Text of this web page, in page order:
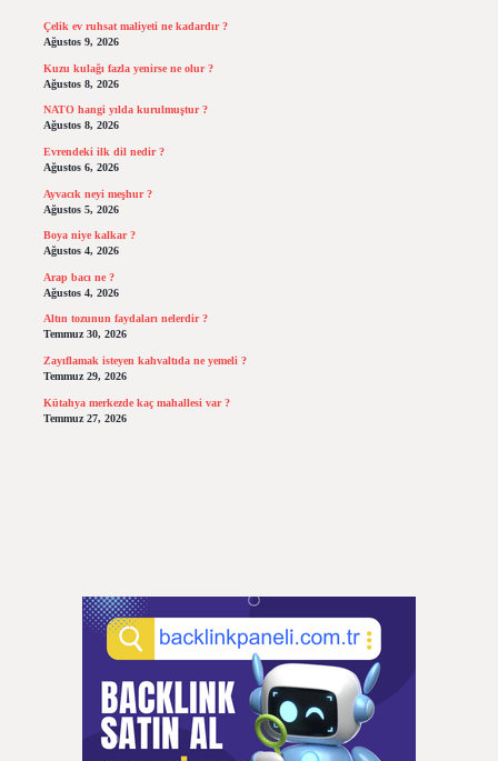
Çelik ev ruhsat maliyeti ne kadardır ?
Ağustos 9, 2026
Kuzu kulağı fazla yenirse ne olur ?
Ağustos 8, 2026
NATO hangi yılda kurulmuştur ?
Ağustos 8, 2026
Evrendeki ilk dil nedir ?
Ağustos 6, 2026
Ayvacık neyi meşhur ?
Ağustos 5, 2026
Boya niye kalkar ?
Ağustos 4, 2026
Arap bacı ne ?
Ağustos 4, 2026
Altın tozunun faydaları nelerdir ?
Temmuz 30, 2026
Zayıflamak isteyen kahvaltıda ne yemeli ?
Temmuz 29, 2026
Kütahya merkezde kaç mahallesi var ?
Temmuz 27, 2026